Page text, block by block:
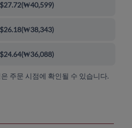
(₩40,599)
(₩38,343)
(₩36,088)
주문 시점에 확인될 수 있습니다.